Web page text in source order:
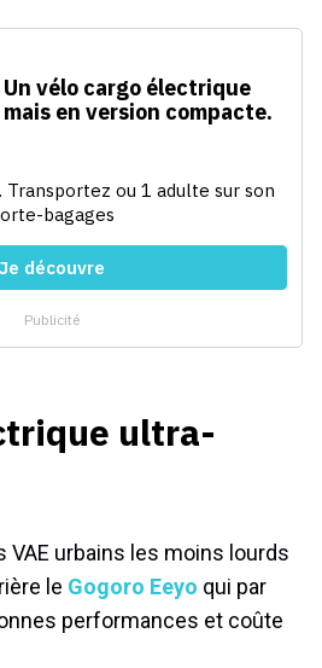
ultra-
VAE urbains les moins lourds
le Gogoro Eeyo qui par
performances et coûte